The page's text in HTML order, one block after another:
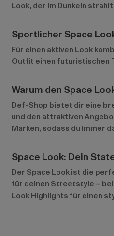
Look, der im Dunkeln
Sportlicher Space
Für einen aktiven Look
Outfit einen futuristischen
Warum den Space
Def-Shop bietet dir eine
und den attraktiven
Marken, sodass du immer
Space Look: Dein
Der Space Look ist die
für deinen Streetstyle – bei
Look Highlights für einen